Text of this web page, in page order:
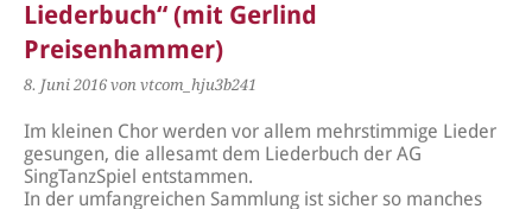
Liederbuch“ (mit Gerlind
Preisenhammer)
8. Juni 2016 von vtcom_hju3b241
Im kleinen Chor werden vor allem mehrstimmige Lieder
gesungen, die allesamt dem Liederbuch der AG
SingTanzSpiel entstammen.
In der umfangreichen Sammlung ist sicher so manches